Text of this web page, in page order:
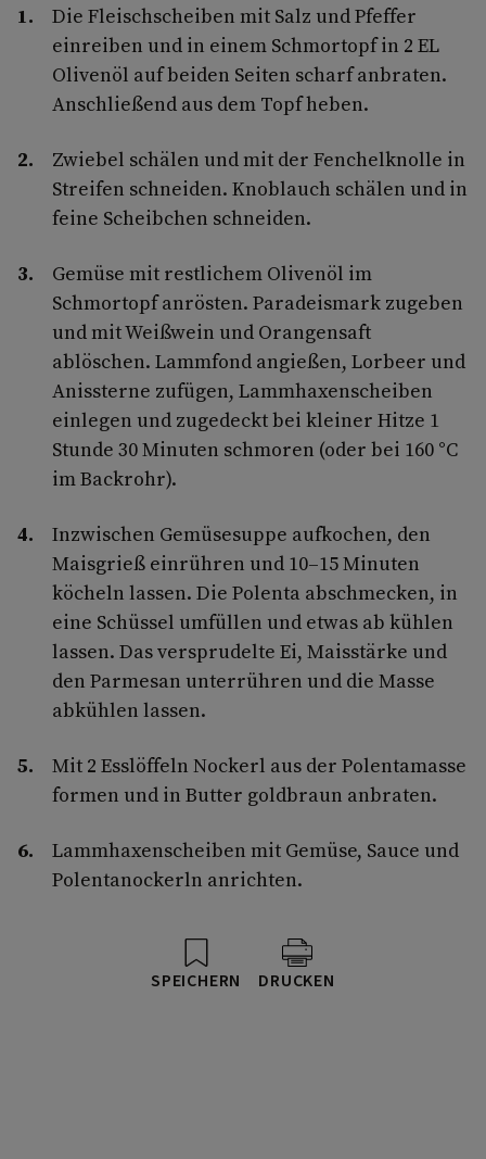
Die Fleischscheiben mit Salz und Pfeffer
einreiben und in einem Schmortopf in 2 EL
Olivenöl auf beiden Seiten scharf anbraten.
Anschließend aus dem Topf heben.
Zwiebel schälen und mit der Fenchelknolle in
Streifen schneiden. Knoblauch schälen und in
feine Scheibchen schneiden.
Gemüse mit restlichem Olivenöl im
Schmortopf anrösten. Paradeismark zugeben
und mit Weißwein und Orangensaft
ablöschen. Lammfond angießen, Lorbeer und
Anissterne zufügen, Lammhaxenscheiben
einlegen und zugedeckt bei kleiner Hitze 1
Stunde 30 Minuten schmoren (oder bei 160 °C
im Backrohr).
Inzwischen Gemüsesuppe aufkochen, den
Maisgrieß einrühren und 10–15 Minuten
köcheln lassen. Die Polenta abschmecken, in
eine Schüssel umfüllen und etwas ab kühlen
lassen. Das versprudelte Ei, Maisstärke und
den Parmesan unterrühren und die Masse
abkühlen lassen.
Mit 2 Esslöffeln Nockerl aus der Polentamasse
formen und in Butter goldbraun anbraten.
Lammhaxenscheiben mit Gemüse, Sauce und
Polentanockerln anrichten.
SPEICHERN DRUCKEN